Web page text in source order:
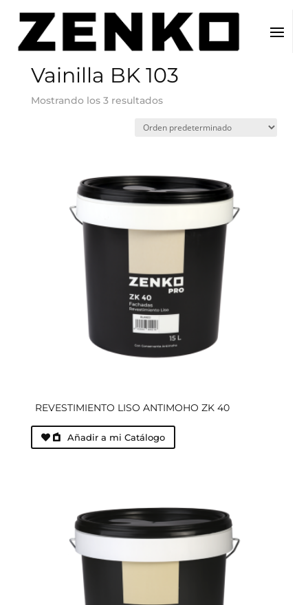
Inicio / Color del producto / Vainilla BK 103
Vainilla BK 103
Mostrando los 3 resultados
REVESTIMIENTO LISO ANTIMOHO ZK 40
Añadir a mi Catálogo